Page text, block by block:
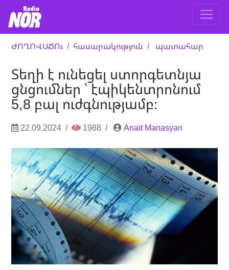
ԺՈՂՈՎԱԾՈւ հասարակություն պատահար
Տեղի է ունեցել ստորգետնյա
ցնցումներ ՝ էպիկենտրոնում
5,8 բալ ուժգնությամբ։
22.09.2024 1988 Anait Manasyan